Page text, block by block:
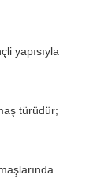
yapısıyla
türüdür;